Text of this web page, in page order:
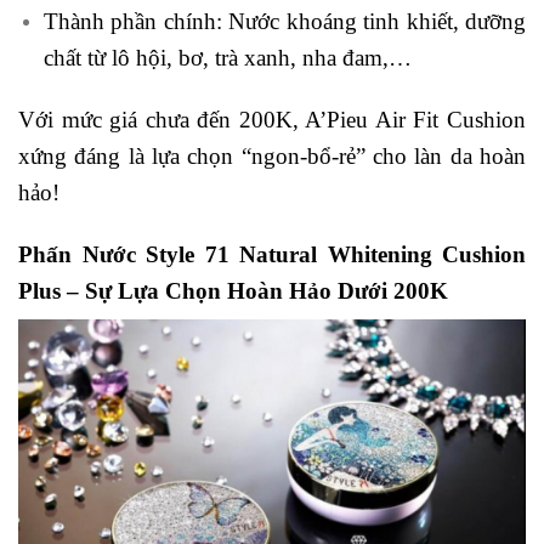
Thành phần chính: Nước khoáng tinh khiết, dưỡng
chất từ lô hội, bơ, trà xanh, nha đam,…
Với mức giá chưa đến 200K, A’Pieu Air Fit Cushion
xứng đáng là lựa chọn “ngon-bổ-rẻ” cho làn da hoàn
hảo!
Phấn Nước Style 71 Natural Whitening Cushion
Plus – Sự Lựa Chọn Hoàn Hảo Dưới 200K